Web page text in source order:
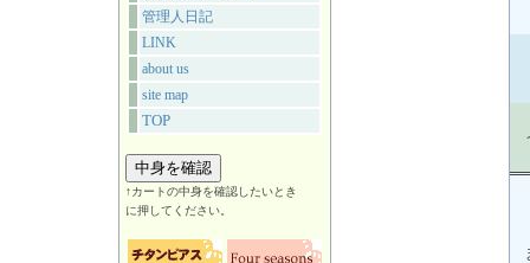
管理人日記
LINK
about us
site map
TOP
↑カートの中身を確認したいとき
に押してください。